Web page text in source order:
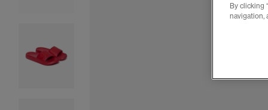
By clicking
navigation,